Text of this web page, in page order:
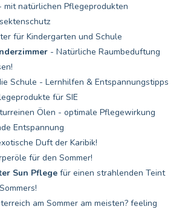
mit natürlichen Pflegeprodukten
für Kindergarten und Schule
- Natürliche Raumbeduftung
Schule - Lernhilfen & Entspannungstipps
für SIE
Ölen - optimale Pflegewirkung
Entspannung
Duft der Karibik!
für den Sommer!
Sun Pflege für einen strahlenden Teint
am Sommer am meisten? feeling